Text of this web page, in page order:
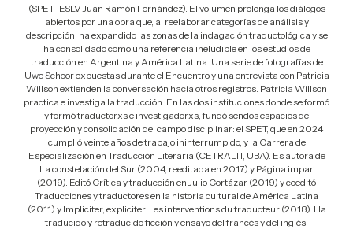
(SPET, IESLV Juan Ramón Fernández). El volumen prolonga los diálogos
abiertos por una obra que, al reelaborar categorías de análisis y
descripción, ha expandido las zonas de la indagación traductológica y se
ha consolidado como una referencia ineludible en los estudios de
traducción en Argentina y América Latina. Una serie de fotografías de
Uwe Schoor expuestas durante el Encuentro y una entrevista con Patricia
Willson extienden la conversación hacia otros registros. Patricia Willson
practica e investiga la traducción. En las dos instituciones donde se formó
y formó traductorxs e investigadorxs, fundó sendos espacios de
proyección y consolidación del campo disciplinar: el SPET, que en 2024
cumplió veinte años de trabajo ininterrumpido, y la Carrera de
Especialización en Traducción Literaria (CETRALIT, UBA). Es autora de
La constelación del Sur (2004, reeditada en 2017) y Página impar
(2019). Editó Crítica y traducción en Julio Cortázar (2019) y coeditó
Traducciones y traductores en la historia cultural de América Latina
(2011) y Impliciter, expliciter. Les interventions du traducteur (2018). Ha
traducido y retraducido ficción y ensayo del francés y del inglés.